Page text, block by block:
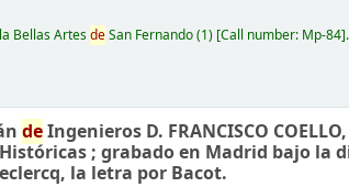
la Bellas ArtesdeSan Fernando(1) Call number: Mp-84 .
deIngenieros D. FRANCISCO
; grabado en Madrid bajo la
la letra por Bacot.